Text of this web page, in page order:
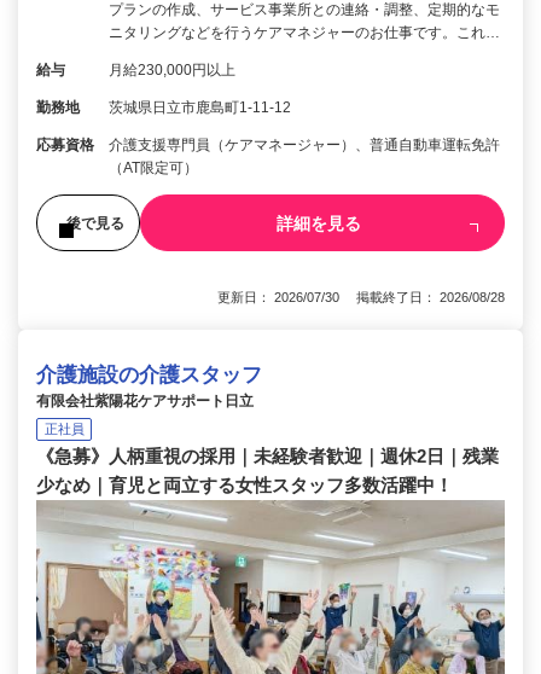
プランの作成、サービス事業所との連絡・調整、定期的なモ
ニタリングなどを行うケアマネジャーのお仕事です。これ…
給与 月給230,000円以上
勤務地 茨城県日立市鹿島町1-11-12
応募資格
介護支援専門員（ケアマネージャー）、普通自動車運転免許
（AT限定可）
後で見る 詳細を見る
更新日： 2026/07/30 掲載終了日： 2026/08/28
介護施設の介護スタッフ
有限会社紫陽花ケアサポート日立
正社員
《急募》人柄重視の採用｜未経験者歓迎｜週休2日｜残業
少なめ｜育児と両立する女性スタッフ多数活躍中！